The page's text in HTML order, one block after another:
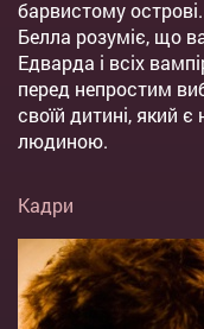
барвистому
Белла розуміє, що
Едварда і всіх
перед непростим
своїй дитині, який
людиною.
Кадри